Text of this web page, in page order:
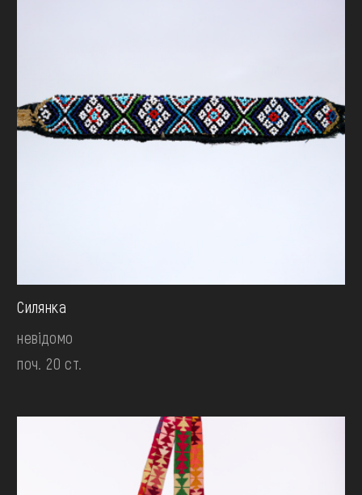
Силянка
невідомо
поч. 20 ст.